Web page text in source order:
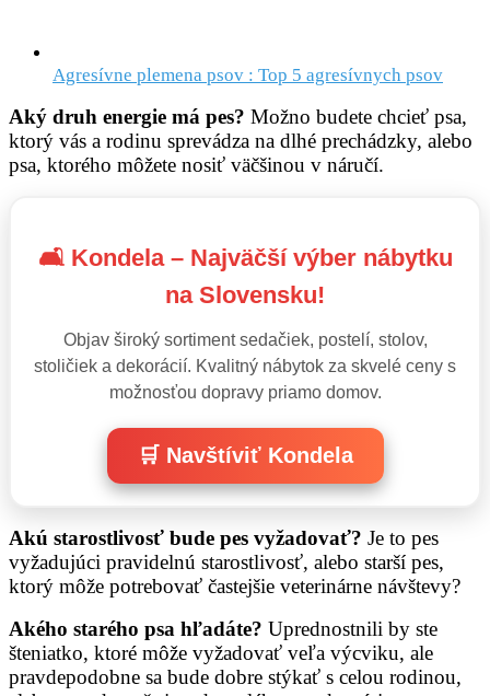
Agresívne plemena psov : Top 5 agresívnych psov
Aký druh energie má pes? Možno budete chcieť psa,
ktorý vás a rodinu sprevádza na dlhé prechádzky, alebo
psa, ktorého môžete nosiť väčšinou v náručí.
🛋️ Kondela – Najväčší výber nábytku
na Slovensku!
Objav široký sortiment sedačiek, postelí, stolov,
stoličiek a dekorácií. Kvalitný nábytok za skvelé ceny s
možnosťou dopravy priamo domov.
🛒 Navštíviť Kondela
Akú starostlivosť bude pes vyžadovať? Je to pes
vyžadujúci pravidelnú starostlivosť, alebo starší pes,
ktorý môže potrebovať častejšie veterinárne návštevy?
Akého starého psa hľadáte? Uprednostnili by ste
šteniatko, ktoré môže vyžadovať veľa výcviku, ale
pravdepodobne sa bude dobre stýkať s celou rodinou,